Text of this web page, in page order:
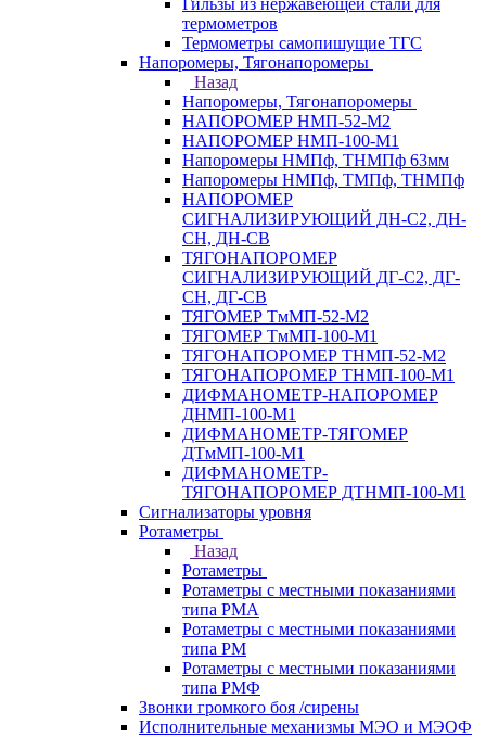
Гильзы из нержавеющей стали для
термометров
Термометры самопишущие ТГС
Напоромеры, Тягонапоромеры
Назад
Напоромеры, Тягонапоромеры
НАПОРОМЕР НМП-52-М2
НАПОРОМЕР НМП-100-М1
Напоромеры НМПф, ТНМПф 63мм
Напоромеры НМПф, ТМПф, ТНМПф
НАПОРОМЕР
СИГНАЛИЗИРУЮЩИЙ ДН-С2, ДН-
СН, ДН-СВ
ТЯГОНАПОРОМЕР
СИГНАЛИЗИРУЮЩИЙ ДГ-С2, ДГ-
СН, ДГ-СВ
ТЯГОМЕР ТмМП-52-М2
ТЯГОМЕР ТмМП-100-М1
ТЯГОНАПОРОМЕР ТНМП-52-М2
ТЯГОНАПОРОМЕР ТНМП-100-М1
ДИФМАНОМЕТР-НАПОРОМЕР
ДНМП-100-М1
ДИФМАНОМЕТР-ТЯГОМЕР
ДТмМП-100-М1
ДИФМАНОМЕТР-
ТЯГОНАПОРОМЕР ДТНМП-100-М1
Сигнализаторы уровня
Ротаметры
Назад
Ротаметры
Ротаметры с местными показаниями
типа РМА
Ротаметры с местными показаниями
типа РМ
Ротаметры с местными показаниями
типа РМФ
Звонки громкого боя /сирены
Исполнительные механизмы МЭО и МЭОФ